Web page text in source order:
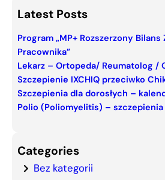
a
c
h
Latest Posts
Program „MP+ Rozszerzony Bilans
Pracownika”
Lekarz – Ortopeda/ Reumatolog /
Szczepienie IXCHIQ przeciwko
Szczepienia dla dorosłych –
Polio (Poliomyelitis) – szczepienia
Categories
Bez kategorii